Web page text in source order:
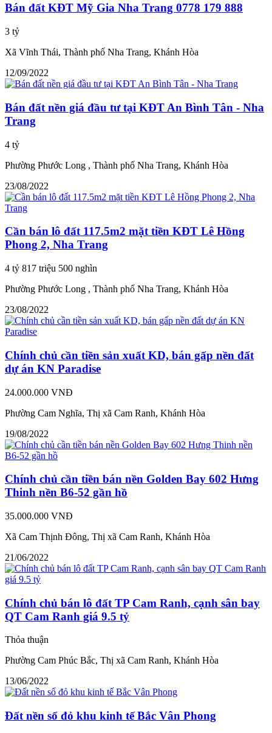
Bán đất KĐT Mỹ Gia Nha Trang 0778 179 888
3 tỷ
Xã Vĩnh Thái, Thành phố Nha Trang, Khánh Hòa
12/09/2022
Bán đất nền giá đầu tư tại KĐT An Bình Tân - Nha
Trang
4 tỷ
Phường Phước Long , Thành phố Nha Trang, Khánh Hòa
23/08/2022
Cần bán lô đất 117.5m2 mặt tiền KĐT Lê Hồng
Phong 2, Nha Trang
4 tỷ 817 triệu 500 nghìn
Phường Phước Long , Thành phố Nha Trang, Khánh Hòa
23/08/2022
Chính chủ cần tiền sản xuất KD, bán gấp nền đất
dự án KN Paradise
24.000.000 VNĐ
Phường Cam Nghĩa, Thị xã Cam Ranh, Khánh Hòa
19/08/2022
Chính chủ cần tiền bán nền Golden Bay 602 Hưng
Thinh nền B6-52 gần hồ
35.000.000 VNĐ
Xã Cam Thịnh Đông, Thị xã Cam Ranh, Khánh Hòa
21/06/2022
Chính chủ bán lô đất TP Cam Ranh, cạnh sân bay
QT Cam Ranh giá 9.5 tỷ
Thỏa thuận
Phường Cam Phúc Bắc, Thị xã Cam Ranh, Khánh Hòa
13/06/2022
Đất nền sổ đỏ khu kinh tế Bắc Vân Phong